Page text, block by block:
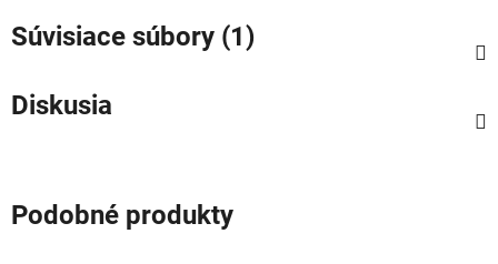
Súvisiace súbory (1)
Diskusia
Podobné produkty